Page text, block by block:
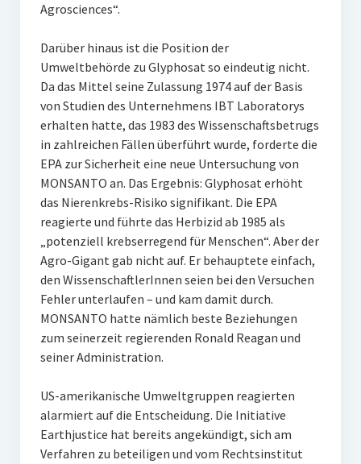
Agrosciences“.
Darüber hinaus ist die Position der
Umweltbehörde zu Glyphosat so eindeutig nicht.
Da das Mittel seine Zulassung 1974 auf der Basis
von Studien des Unternehmens IBT Laboratorys
erhalten hatte, das 1983 des Wissenschaftsbetrugs
in zahlreichen Fällen überführt wurde, forderte die
EPA zur Sicherheit eine neue Untersuchung von
MONSANTO an. Das Ergebnis: Glyphosat erhöht
das Nierenkrebs-Risiko signifikant. Die EPA
reagierte und führte das Herbizid ab 1985 als
„potenziell krebserregend für Menschen“. Aber der
Agro-Gigant gab nicht auf. Er behauptete einfach,
den WissenschaftlerInnen seien bei den Versuchen
Fehler unterlaufen – und kam damit durch.
MONSANTO hatte nämlich beste Beziehungen
zum seinerzeit regierenden Ronald Reagan und
seiner Administration.
US-amerikanische Umweltgruppen reagierten
alarmiert auf die Entscheidung. Die Initiative
Earthjustice hat bereits angekündigt, sich am
Verfahren zu beteiligen und vom Rechtsinstitut